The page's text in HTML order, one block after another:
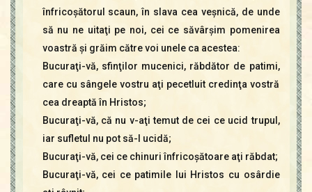
înfricoşătorul scaun, în slava cea veşnică, de unde
să nu ne uitaţi pe noi, cei ce săvârşim pomenirea
voastră şi grăim către voi unele ca acestea:
Bucuraţi-vă, sfinţilor mucenici, răbdător de patimi,
care cu sângele vostru aţi pecetluit credinţa vostră
cea dreaptă în Hristos;
Bucuraţi-vă, că nu v-aţi temut de cei ce ucid trupul,
iar sufletul nu pot să-l ucidă;
Bucuraţi-vă, cei ce chinuri înfricoşătoare aţi răbdat;
Bucuraţi-vă, cei ce patimile lui Hristos cu osârdie